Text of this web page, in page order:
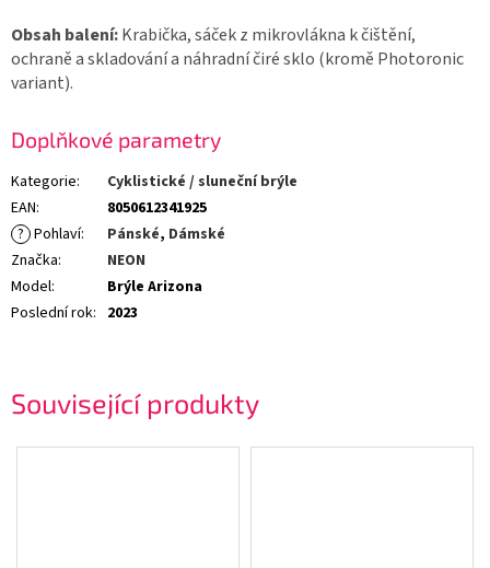
Související produkty
Obsah balení:Krabička, sáček z mikrovlákna k čištění,
ochraně a skladování a náhradní čiré sklo (kromě Photoronic
variant).
Doplňkové parametry
Kategorie:
Cyklistické / sluneční brýle
EAN:
8050612341925
? Pohlaví: Pánské, Dámské
Značka:
NEON
Model:
Brýle Arizona
Poslední rok: 2023